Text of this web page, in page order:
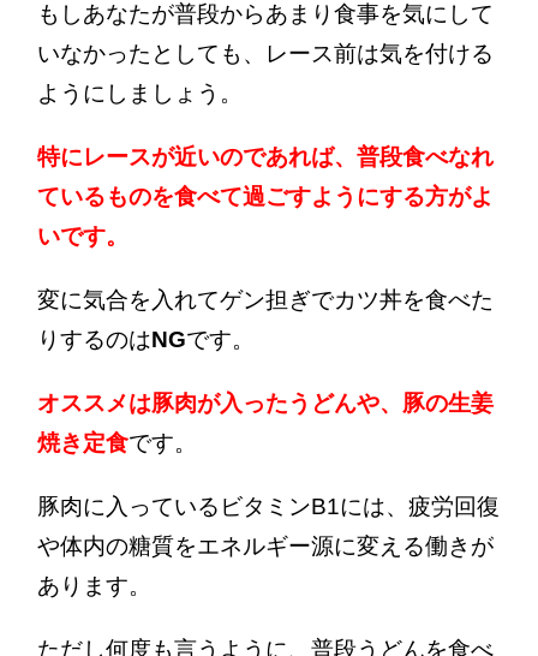
もしあなたが普段からあまり食事を気にして
いなかったとしても、レース前は気を付ける
ようにしましょう。
特にレースが近いのであれば、普段食べなれ
ているものを食べて過ごすようにする方がよ
いです。
変に気合を入れてゲン担ぎでカツ丼を食べた
りするのはNGです。
オススメは豚肉が入ったうどんや、豚の生姜
焼き定食です。
豚肉に入っているビタミンB1には、疲労回復
や体内の糖質をエネルギー源に変える働きが
あります。
ただし何度も言うように、普段うどんを食べ